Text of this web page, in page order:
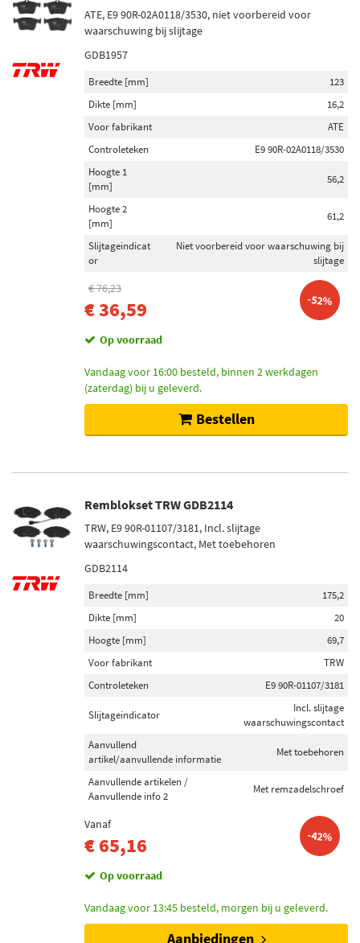
ATE, E9 90R-02A0118/3530, niet voorbereid voor
waarschuwing bij slijtage
GDB1957
Breedte [mm]
123
Dikte [mm]
16,2
Voor fabrikant
ATE
Controleteken
E9 90R-02A0118/3530
Hoogte 1
[mm]
56,2
Hoogte 2
[mm]
61,2
Slijtageindicat
or
Niet voorbereid voor waarschuwing bij
slijtage
€ 76,23
€ 36,59 -52%
Op voorraad
Vandaag voor 16:00 besteld, binnen 2 werkdagen
(zaterdag) bij u geleverd.
Bestellen
Remblokset TRW GDB2114
TRW, E9 90R-01107/3181, Incl. slijtage
waarschuwingscontact, Met toebehoren
GDB2114
Breedte [mm]
175,2
Dikte [mm]
20
Hoogte [mm]
69,7
Voor fabrikant
TRW
Controleteken
E9 90R-01107/3181
Slijtageindicator
Incl. slijtage
waarschuwingscontact
Aanvullend
artikel/aanvullende informatie
Met toebehoren
Aanvullende artikelen /
Aanvullende info 2
Met remzadelschroef
Vanaf
€ 65,16 -42%
Op voorraad
Vandaag voor 13:45 besteld, morgen bij u geleverd.
Aanbiedingen